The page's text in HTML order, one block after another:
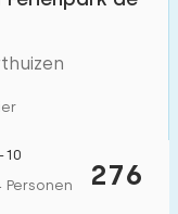
276
10
Personen